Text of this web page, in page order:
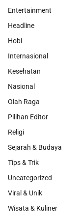
Entertainment
Headline
Hobi
Internasional
Kesehatan
Nasional
Olah Raga
Pilihan Editor
Religi
Sejarah & Budaya
Tips & Trik
Uncategorized
Viral & Unik
Wisata & Kuliner